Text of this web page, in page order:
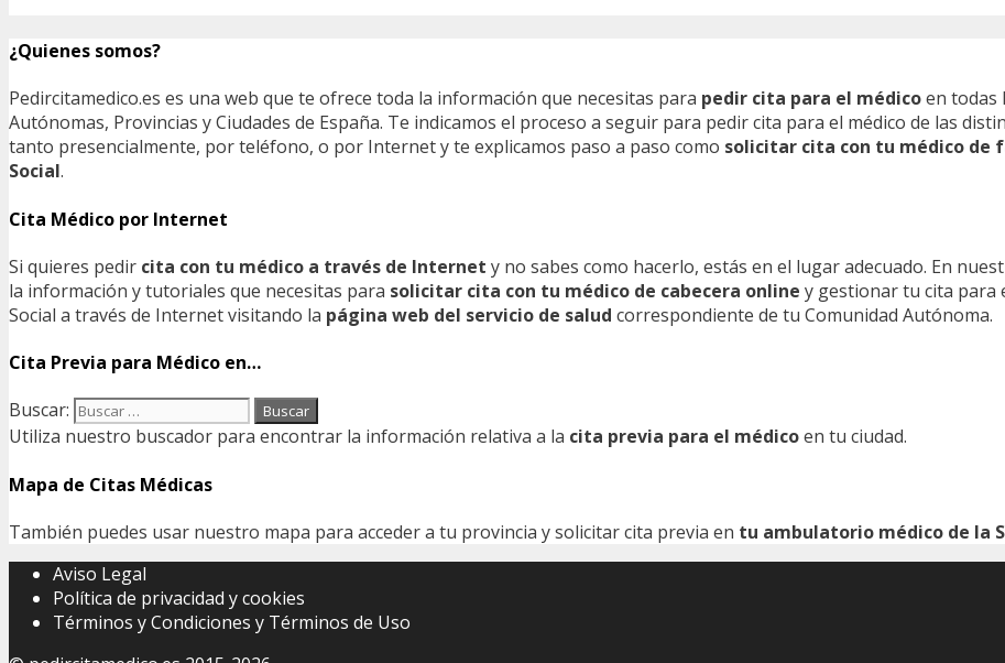
¿Quienes somos?
Pedircitamedico.es es una web que te ofrece toda la información que necesitas para pedir cita para el médicoen todas
Autónomas, Provincias y Ciudades de España. Te indicamos el proceso a seguir para pedir cita para el médico de las
tanto presencialmente, por teléfono, o por Internet y te explicamos paso a paso como solicitar cita con tu médico de
Social.
Cita Médico por Internet
Si quieres pedir cita con tu médico a través de Internet y no sabes como hacerlo, estás en el lugar adecuado. En
la información y tutoriales que necesitas para solicitar cita con tu médico de cabecera online y gestionar tu cita para
Social a través de Internet visitando la página web del servicio de salud correspondiente de tu Comunidad Autónoma.
Cita Previa para Médico en…
Buscar:
Utiliza nuestro buscador para encontrar la información relativa a la cita previa para el médicoen tu ciudad.
Mapa de Citas Médicas
También puedes usar nuestro mapa para acceder a tu provincia y solicitar cita previa en tu ambulatorio médico de la
Aviso Legal
Política de privacidad y cookies
Términos y Condiciones y Términos de Uso